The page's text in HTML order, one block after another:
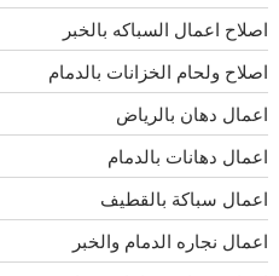
اصلاح اعمال السباكه بالخبر
اصلاح ولحام الخزانات بالدمام
اعمال دهان بالرياض
اعمال دهانات بالدمام
اعمال سباكة بالقطيف
اعمال نجاره الدمام والخبر